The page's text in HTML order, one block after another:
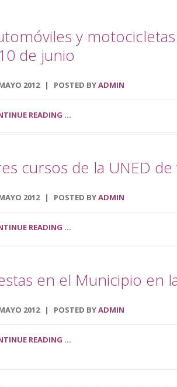
y
de junio
2012 POSTED BYADMIN
READING ...
cursos de la UNED
2012 POSTED BYADMIN
READING ...
en el Municipio en
2012 POSTED BYADMIN
READING ...